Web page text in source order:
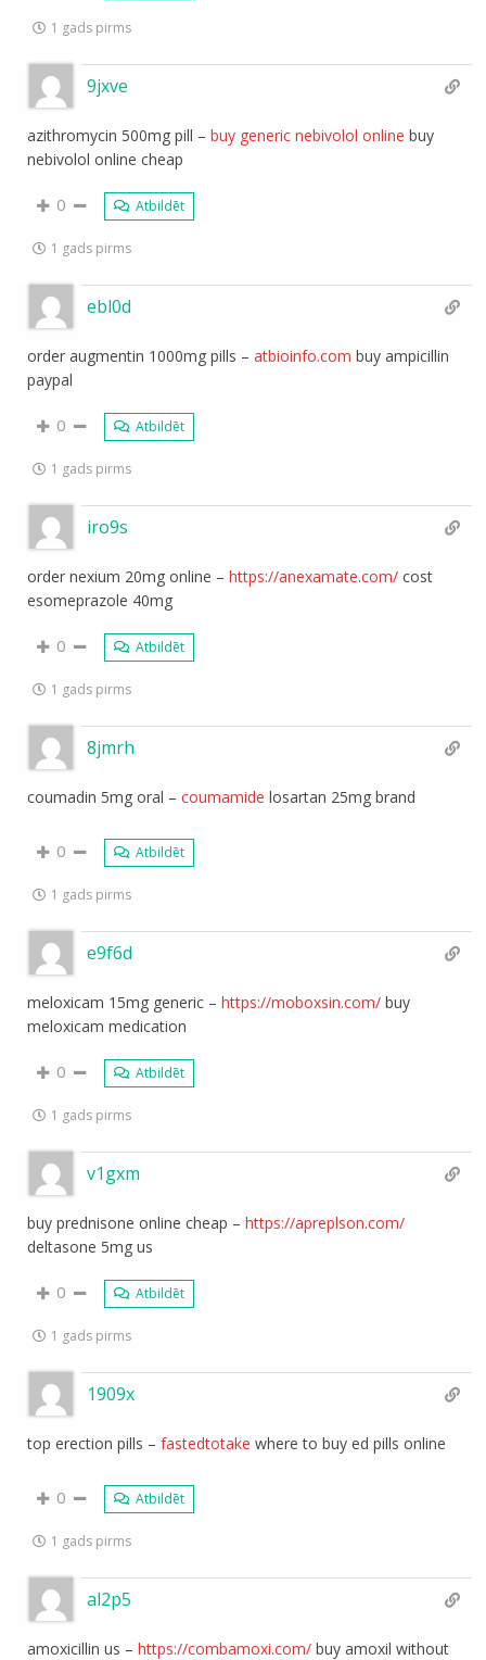
1 gads pirms
9jxve
azithromycin 500mg pill –buy generic nebivolol online buy
nebivolol online cheap
0 Atbildēt
1 gads pirms
ebl0d
order augmentin 1000mg pills –atbioinfo.com buy ampicillin
paypal
0 Atbildēt
1 gads pirms
iro9s
order nexium 20mg online –https://anexamate.com/ cost
esomeprazole 40mg
0 Atbildēt
1 gads pirms
8jmrh
coumadin 5mg oral –coumamide losartan 25mg brand
0 Atbildēt
1 gads pirms
e9f6d
meloxicam 15mg generic –https://moboxsin.com/ buy
meloxicam medication
0 Atbildēt
1 gads pirms
v1gxm
buy prednisone online cheap –https://apreplson.com/
deltasone 5mg us
0 Atbildēt
1 gads pirms
1909x
top erection pills –fastedtotake where to buy ed pills online
0 Atbildēt
1 gads pirms
al2p5
amoxicillin us –https://combamoxi.com/ buy amoxil without